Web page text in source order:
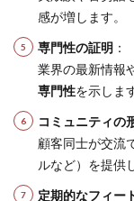
感が増します。
専門性の証明 ：
業界の最新情報
専門性を示しま
コミュニティの
顧客同士が交流
ルなど）を提供
定期的なフィー